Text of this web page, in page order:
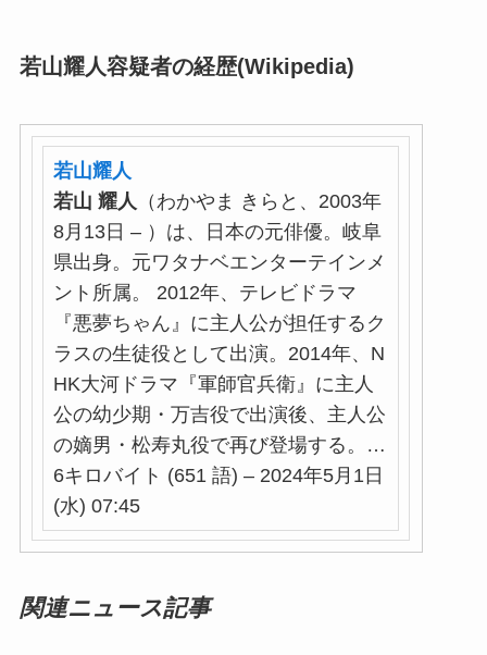
若山耀人容疑者の経歴(Wikipedia)
若山耀人
若山 耀人 （わかやま きらと、2003年
8月13日 – ）は、日本の元俳優。岐阜
県出身。元ワタナベエンターテインメ
ント所属。 2012年、テレビドラマ
『悪夢ちゃん』に主人公が担任するク
ラスの生徒役として出演。2014年、N
HK大河ドラマ『軍師官兵衛』に主人
公の幼少期・万吉役で出演後、主人公
の嫡男・松寿丸役で再び登場する。…
6キロバイト (651 語) – 2024年5月1日
(水) 07:45
関連ニュース記事